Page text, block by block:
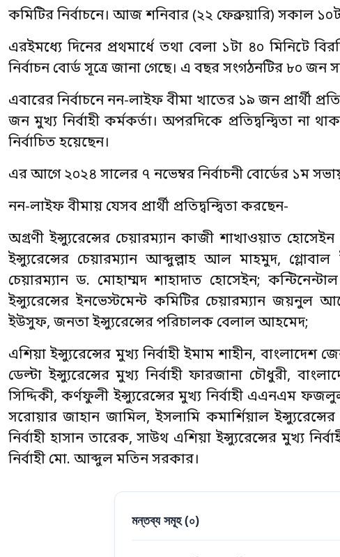
কমিটির নির্বাচনে। আজ শনিবার (২২ ফেব্রুয়ারি) সকাল
এরইমধ্যে দিনের প্রথমার্ধে তথা বেলা ১টা ৪০ মিনিটে
নির্বাচন বোর্ড সূত্রে জানা গেছে। এ বছর সংগঠনটির ৮০
এবারের নির্বাচনে নন-লাইফ বীমা খাতের ১৯ জন প্রার্থী
জন মুখ্য নির্বাহী কর্মকর্তা। অপরদিকে প্রতিদ্বন্দ্বিতা না
নির্বাচিত হয়েছেন।
এর আগে ২০২৪ সালের ৭ নভেম্বর নির্বাচনী বোর্ডের ১ম
নন-লাইফ বীমায় যেসব প্রার্থী প্রতিদ্বন্দ্বিতা করছেন-
অগ্রণী ইন্স্যুরেন্সের চেয়ারম্যান কাজী শাখাওয়াত
ইন্স্যুরেন্সের চেয়ারম্যান আব্দুল্লাহ আল মাহমুদ, গ্লোবাল
চেয়ারম্যান ড. মোহাম্মদ শাহাদাত হোসেইন;
ইন্স্যুরেন্সের ইনভেস্টমেন্ট কমিটির চেয়ারম্যান জয়নুল
ইউসুফ, জনতা ইন্স্যুরেন্সের পরিচালক বেলাল আহমেদ;
এশিয়া ইন্স্যুরেন্সের মুখ্য নির্বাহী ইমাম শাহীন, বাংলাদেশ
ডেল্টা ইন্স্যুরেন্সের মুখ্য নির্বাহী ফারজানা চৌধুরী,
সিদ্দিকী, কর্ণফুলী ইন্স্যুরেন্সের মুখ্য নির্বাহী এএনএম
সরোয়ার জাহান জামিল, ইসলামি কমার্শিয়াল ইন্স্যুরেন্সের
নির্বাহী হাসান তারেক, সাউথ এশিয়া ইন্স্যুরেন্সের মুখ্য
নির্বাহী মো. আব্দুল মতিন সরকার।
মন্তব্য সমূহ (০)